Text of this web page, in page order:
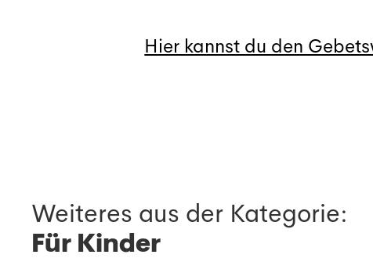
Hier kannst du den
Weiteres aus der Kategorie:
Für Kinder